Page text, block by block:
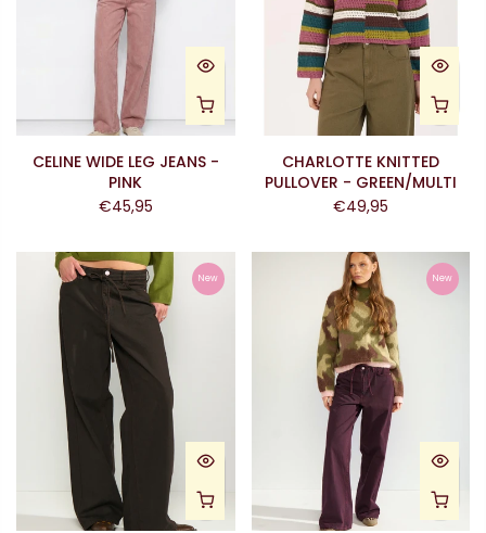
CELINE WIDE LEG JEANS -
PINK
€45,95
CHARLOTTE KNITTED
PULLOVER - GREEN/MULTI
€49,95
New New